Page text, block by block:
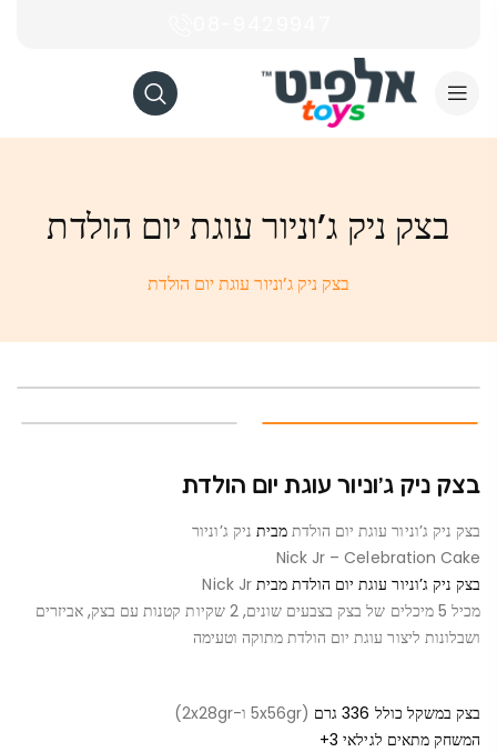
בצק ניק ג’וניור עוגת יום הולדת
בצק ניק ג’וניור עוגת יום הולדת
בצק ניק ג’וניור עוגת יום הולדת
בצק ניק ג’וניור עוגת יום הולדת מבית ניק ג’וניור
Nick Jr – Celebration Cake
בצק ניק ג’וניור עוגת יום הולדת מביתNick Jr
מכיל 5 מיכלים של בצק בצבעים שונים, 2 שקיות קטנות עם בצק, אביזרים
ושבלונות ליצור עוגת יום הולדת מתוקה וטעימה
בצק במשקל כולל 336 גרם
(5x56gr ו-2x28gr)
המשחק מתאים לגילאי 3+